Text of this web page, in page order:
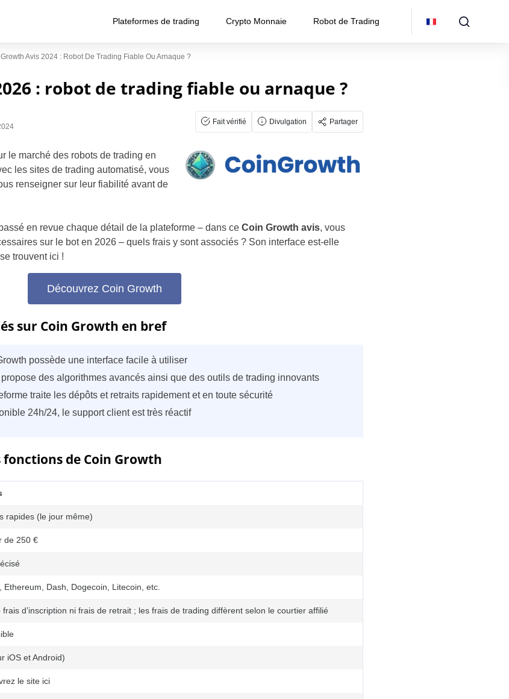
Plateformes de trading Crypto Monnaie Robot de Trading
Avis 2024 : Robot De Trading Fiable Ou Arnaque ?
: robot de trading fiable ou arnaque ?
Fait vérifié Divulgation Partager
le marché des robots de trading en
les sites de trading automatisé, vous
renseigner sur leur fiabilité avant de
en revue chaque détail de la plateforme – dans ce Coin Growth avis, vous
sur le bot en 2026 – quels frais y sont associés ? Son interface est-elle
trouvent ici !
Découvrez Coin Growth
sur Coin Growth en bref
possède une interface facile à utiliser
propose des algorithmes avancés ainsi que des outils de trading innovants
traite les dépôts et retraits rapidement et en toute sécurité
24h/24, le support client est très réactif
de Coin Growth
rapides (le jour même)
de 250 €
Ethereum, Dash, Dogecoin, Litecoin, etc.
frais d’inscription ni frais de retrait ; les frais de trading diffèrent selon le courtier affilié
iOS et Android)
le site ici